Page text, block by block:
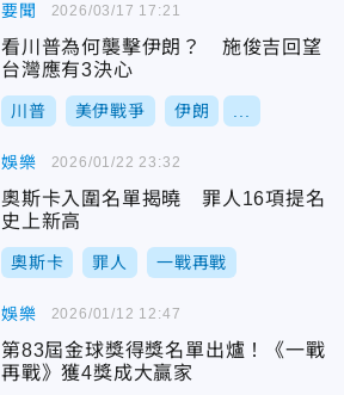
要聞
看川普為何襲擊伊朗？ 施俊吉回望
台灣應有3決心
川普 美伊戰爭 伊朗
2026/03/17 17:21
娛樂
奧斯卡入圍名單揭曉 罪人16項提名
史上新高
奧斯卡 罪人 一戰再戰
2026/01/22 23:32
娛樂
第83屆金球獎得獎名單出爐！《一戰
再戰》獲4獎成大贏家
2026/01/12 12:47